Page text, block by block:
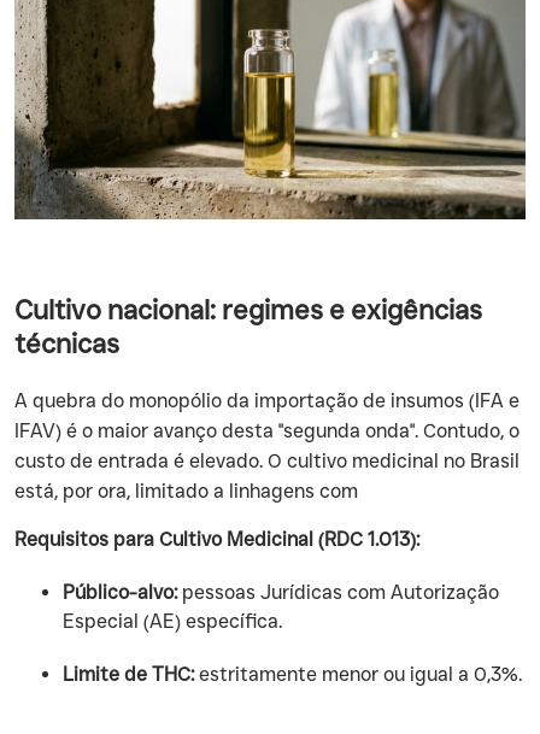
Cultivo nacional: regimes e exigências
técnicas
A quebra do monopólio da importação de insumos (IFA e
IFAV) é o maior avanço desta "segunda onda". Contudo, o
custo de entrada é elevado. O cultivo medicinal no Brasil
está, por ora, limitado a linhagens com
Requisitos para Cultivo Medicinal (RDC 1.013):
Público-alvo:pessoas Jurídicas com Autorização
Especial (AE) específica.
Limite de THC:estritamente menor ou igual a 0,3%.